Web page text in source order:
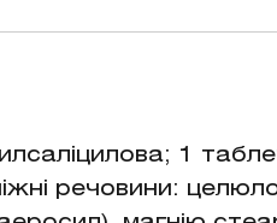
- Симптоматичне
1
речовини: